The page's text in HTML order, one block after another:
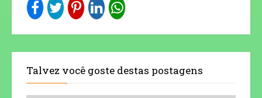
Talvez você goste destas postagens